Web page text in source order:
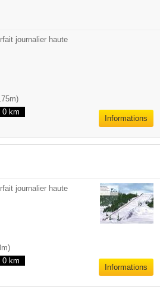
journalier haute
0 km
Informations
journalier haute
0 km
Informations